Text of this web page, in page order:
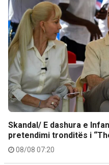
Skandal/ E dashura e
pretendimi tronditës i
08/08 07:20